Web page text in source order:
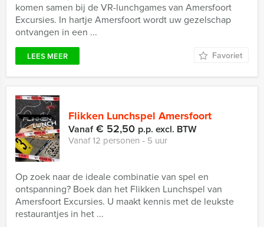
komen samen bij de VR-lunchgames van Amersfoort
Excursies. In hartje Amersfoort wordt uw gezelschap
ontvangen in een ...
LEES MEER Favoriet
Flikken Lunchspel Amersfoort
Vanaf€ 52,50 p.p. excl. BTW
Vanaf 12 personen ‐ 5 uur
Op zoek naar de ideale combinatie van spel en
ontspanning? Boek dan het Flikken Lunchspel van
Amersfoort Excursies. U maakt kennis met de leukste
restaurantjes in het ...